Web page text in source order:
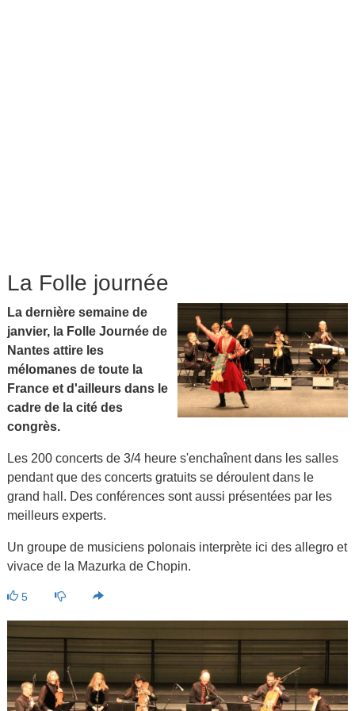
La Folle journée
La dernière semaine de
janvier, la Folle Journée de
Nantes attire les
mélomanes de toute la
France et d'ailleurs dans le
cadre de la cité des
congrès.
Les 200 concerts de 3/4 heure s'enchaînent dans les salles
pendant que des concerts gratuits se déroulent dans le
grand hall. Des conférences sont aussi présentées par les
meilleurs experts.
Un groupe de musiciens polonais interprète ici des allegro et
vivace de la Mazurka de Chopin.
5